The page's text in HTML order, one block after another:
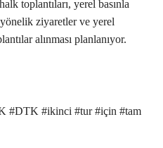
toplantıları, yerel basınla
ziyaretler ve yerel
alınması planlanıyor.
#DTK #ikinci #tur #için #tam